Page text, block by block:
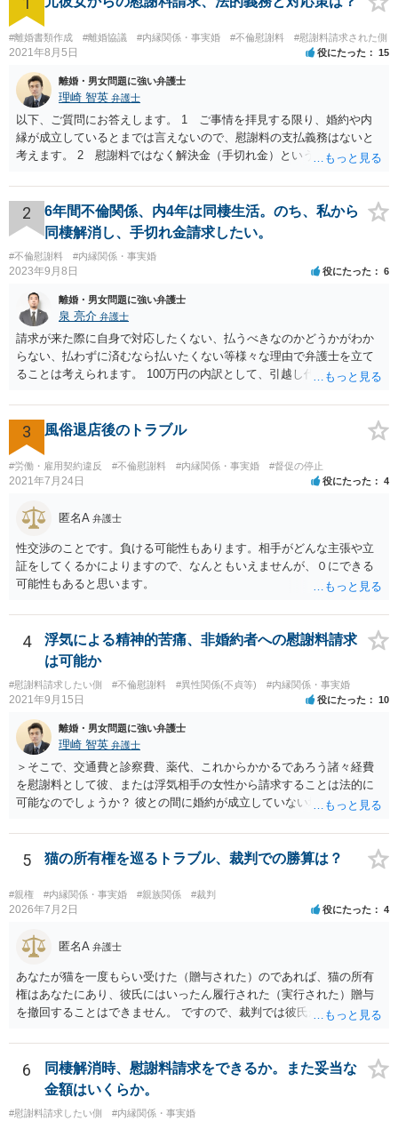
#離婚書類作成 #離婚協議 #内縁関係・事実婚 #不倫慰謝料 #慰謝料請求された側
2021年8月5日 役にたった 15
離婚・男女問題に強い弁護士
理崎 智英 弁護士
以下、ご質問にお答えします。 1 ご事情を拝見する限り、婚約や内
縁が成立しているとまでは言えないので、慰謝料の支払義務はないと
考えます。 2 慰謝料ではなく解決金（手切れ金）という名目で数十
うに合意書を取り交わす必要はあると思います。 4 合意書を取り交
わし、その中で精算条項（一切の債権債務のないことを確認する）を
設ければ、大丈夫です。
2
6年間不倫関係、内4年は同棲生活。のち、私から
同棲解消し、手切れ金請求したい。
#不倫慰謝料 #内縁関係・事実婚
2023年9月8日 役にたった 6
離婚・男女問題に強い弁護士
泉 亮介 弁護士
請求が来た際に自身で対応したくない、払うべきなのかどうかがわか
らない、払わずに済むなら払いたくない等様々な理由で弁護士を立て
ることは考えられます。 100万円の内訳として、引越し代等でどの程
によっても追加での請求については変わってくるかと思われます。 ま
た、請求する金額によっては、相手方の判断として、それで全て終わ
るのであれば払っておしまいにする、という考え方もあり得ます。
3 風俗退店後のトラブル
#労働・雇用契約違反 #不倫慰謝料 #内縁関係・事実婚 #督促の停止
2021年7月24日 役にたった 4
匿名A 弁護士
性交渉のことです。負ける可能性もあります。相手がどんな主張や立
証をしてくるかによりますので、なんともいえませんが、０にできる
可能性もあると思います。
4
浮気による精神的苦痛、非婚約者への慰謝料請求
は可能か
#慰謝料請求したい側 #不倫慰謝料 #異性関係(不貞等) #内縁関係・事実婚
2021年9月15日 役にたった 10
離婚・男女問題に強い弁護士
理崎 智英 弁護士
＞そこで、交通費と診察費、薬代、これからかかるであろう諸々経費
を慰謝料として彼、または浮気相手の女性から請求することは法的に
可能なのでしょうか？ 彼との間に婚約が成立していない場合には，彼
5 猫の所有権を巡るトラブル、裁判での勝算は？
#親権 #内縁関係・事実婚 #親族関係 #裁判
2026年7月2日 役にたった 4
匿名A 弁護士
あなたが猫を一度もらい受けた（贈与された）のであれば、猫の所有
権はあなたにあり、彼氏にはいったん履行された（実行された）贈与
を撤回することはできません。 ですので、裁判では彼氏が勝つことは
の事情からははっきりしませんので、早めに弁護士に面談相談する方
がいいでしょう。 場合によっては弁護士名で通知等出してもらうほう
がいいかもしれません。
6
同棲解消時、慰謝料請求をできるか。また妥当な
金額はいくらか。
#慰謝料請求したい側 #内縁関係・事実婚